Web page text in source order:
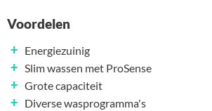
Voordelen
+ Energiezuinig
+ Slim wassen met ProSense
+ Grote capaciteit
+ Diverse wasprogramma's